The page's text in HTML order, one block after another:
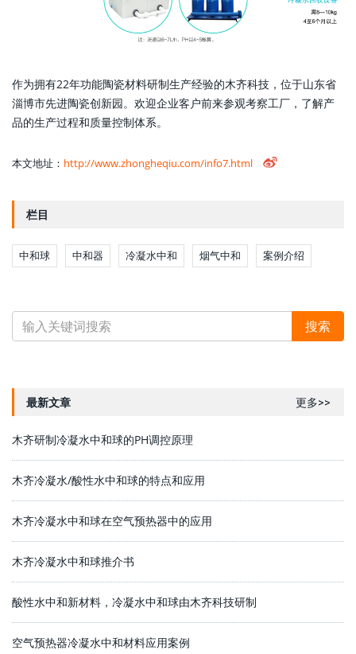
作为拥有22年功能陶瓷材料研制生产经验的木齐科技，位于山东省
淄博市先进陶瓷创新园。欢迎企业客户前来参观考察工厂，了解产
品的生产过程和质量控制体系。
本文地址： http://www.zhongheqiu.com/info7.html
栏目
中和球 中和器 冷凝水中和 烟气中和 案例介绍
最新文章 更多>>
木齐研制冷凝水中和球的PH调控原理
木齐冷凝水/酸性水中和球的特点和应用
木齐冷凝水中和球在空气预热器中的应用
木齐冷凝水中和球推介书
酸性水中和新材料，冷凝水中和球由木齐科技研制
空气预热器冷凝水中和材料应用案例